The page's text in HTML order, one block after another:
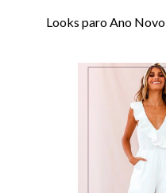
Looks paro Ano Novo